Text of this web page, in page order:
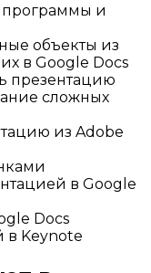
программы и
объекты из
в Google Docs
презентацию
сложных
из Adobe
в Google
Docs
в Keynote